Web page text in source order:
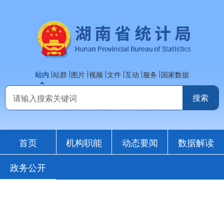
站内 站群 图片 视频 文件 互动 服务 国家数据
首页 机构职能 动态要闻
数据解读
政务公开